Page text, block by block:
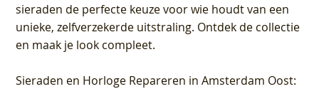
sieraden de perfecte keuze voor wie houdt van een
unieke, zelfverzekerde uitstraling. Ontdek de collectie
en maak je look compleet.
Sieraden en Horloge Repareren in Amsterdam Oost: